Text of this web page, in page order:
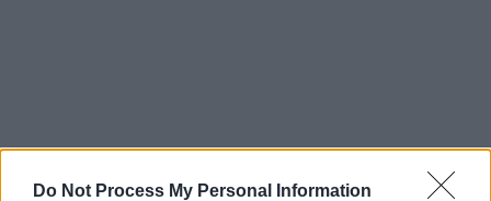
Do Not Process My Personal Information